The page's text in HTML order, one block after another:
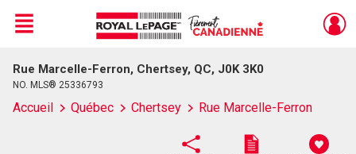
Live
En Direct
Menu
Rue Marcelle-Ferron, Chertsey, QC, J0K 3K0
NO. MLS® 25336793
Accueil Québec Chertsey Rue Marcelle-Ferron